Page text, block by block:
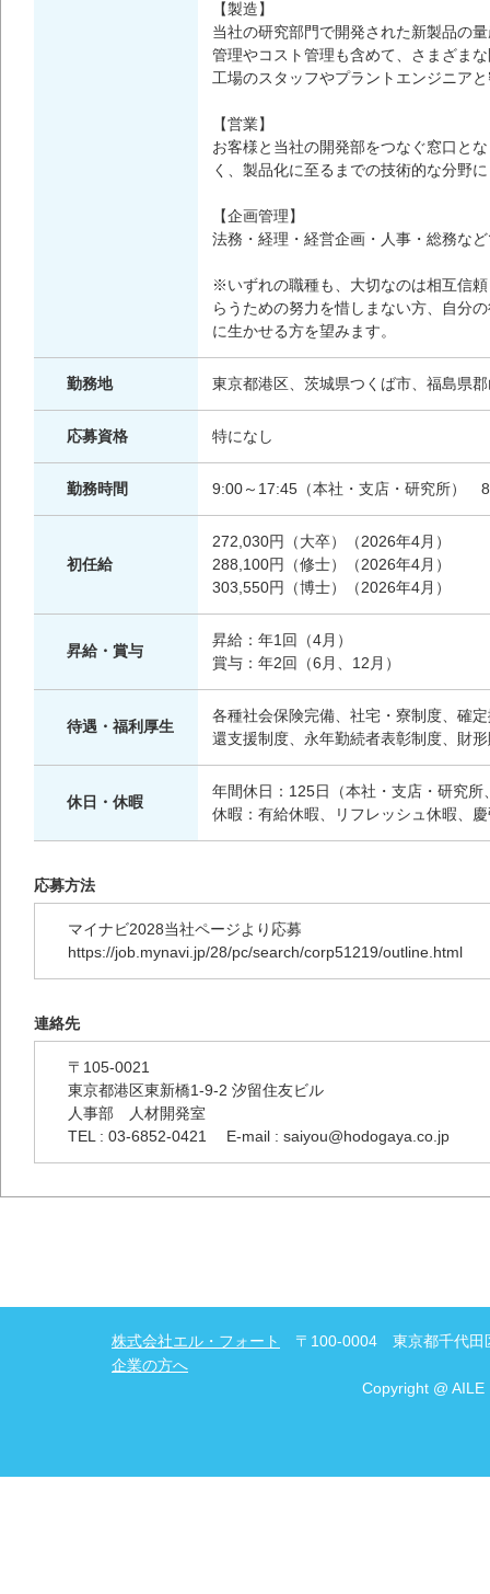
【製造】
当社の研究部門で開発された新製品の
管理やコスト管理も含めて、さまざま
工場のスタッフやプラントエンジニア
【営業】
お客様と当社の開発部をつなぐ窓口と
く、製品化に至るまでの技術的な分野
【企画管理】
法務・経理・経営企画・人事・総務な
※いずれの職種も、大切なのは相互信
らうための努力を惜しまない方、自分
に生かせる方を望みます。
勤務地 東京都港区、茨城県つくば市、福島県
応募資格 特になし
勤務時間 9:00～17:45（本社・支店・研究所）
初任給
272,030円（大卒）（2026年4月）
288,100円（修士）（2026年4月）
303,550円（博士）（2026年4月）
昇給・賞与
昇給：年1回（4月）
賞与：年2回（6月、12月）
待遇・福利厚生
各種社会保険完備、社宅・寮制度、確
還支援制度、永年勤続者表彰制度、財
休日・休暇
年間休日：125日（本社・支店・研究所
休暇：有給休暇、リフレッシュ休暇、
応募方法
マイナビ2028当社ページより応募
https://job.mynavi.jp/28/pc/search/corp51219/outline.html
連絡先
〒105-0021
東京都港区東新橋1-9-2 汐留住友ビル
人事部 人材開発室
TEL : 03-6852-0421 E-mail : saiyou@hodogaya.co.jp
株式会社エル・フォート
〒100-0004 東京都千代田
企業の方へ
Copyright @